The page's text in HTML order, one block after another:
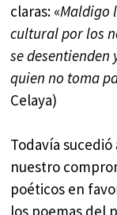
claras: «Maldigo
cultural por los
se desentienden
quien no toma
Celaya)
Todavía
nuestro
poéticos en
los poemas del